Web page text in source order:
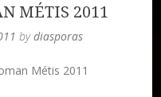
MÉTIS 2011
bydiasporas